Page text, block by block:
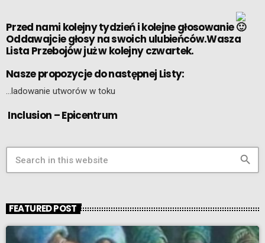
Przed nami kolejny tydzień i kolejne głosowanie
Oddawajcie głosy na swoich ulubieńców.Wasza
Lista Przebojów już w kolejny czwartek.
Nasze propozycje do następnej Listy:
…ladowanie utworów w toku
Inclusion – Epicentrum
search
FEATURED POST